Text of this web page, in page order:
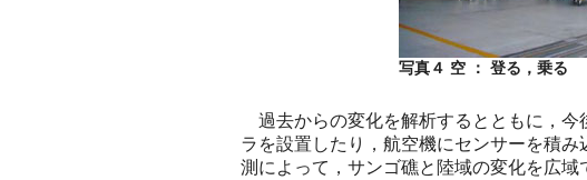
写真４ 空 ： 登る，乗る
過去からの変化を解析するとともに，今
ラを設置したり，航空機にセンサーを積
測によって，サンゴ礁と陸域の変化を広